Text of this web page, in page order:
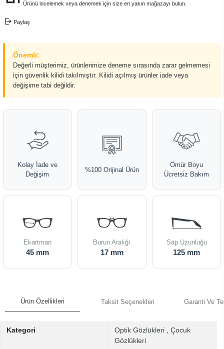
Ürünü incelemek veya denemek için size en yakın mağazayı bulun.
Paylaş
Önemli:
Değerli müşterimiz, ürünlerimize deneme sırasında zarar gelmemesi
için güvenlik kilidi takılmıştır. Kilidi açılmış ürünler iade veya
değişime tabi değildir.
Kolay İade ve
Değişim
%100 Orijinal Ürün
Ömür Boyu
Ücretsiz Bakım
Ekartman
45 mm
Burun Aralığı
17 mm
Sap Uzunluğu
125 mm
Ürün Özellikleri Taksit Seçenekleri Garanti Ve
Kategori Optik Gözlükleri
Çocuk
Gözlükleri